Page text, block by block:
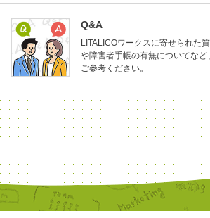
Q&A
LITALICOワークスに寄せられた
や障害者手帳の有無についてなど
ご参考ください。